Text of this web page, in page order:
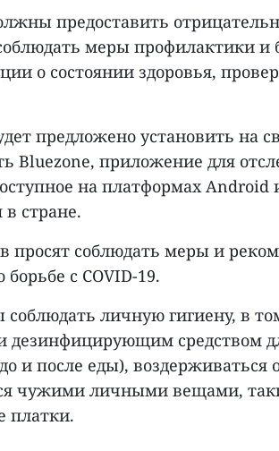
предоставить
меры профилактики и
о состоянии здоровья,
предложено установить на
Bluezone, приложение для
на платформах Android
стране.
просят соблюдать меры и
с COVID-19.
личную гигиену, в
дезинфицирующим средством
и после еды), воздерживаться
чужими личными вещами,
платки.